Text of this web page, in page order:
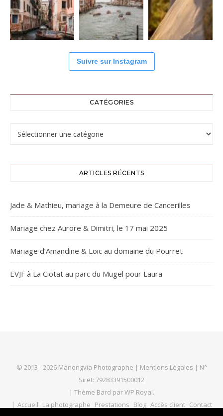
Suivre sur Instagram
CATÉGORIES
Catégories
ARTICLES RÉCENTS
Jade & Mathieu, mariage à la Demeure de Cancerilles
Mariage chez Aurore & Dimitri, le 17 mai 2025
Mariage d’Amandine & Loic au domaine du Pourret
EVJF à La Ciotat au parc du Mugel pour Laura
© 2013 - 2026 Manongvia Photographe | Mentions Légales | N°
Siret: 79283391500012
| Thème Bard parWP Royal.
Accueil La photographe Prestations Blog Accès client Contact